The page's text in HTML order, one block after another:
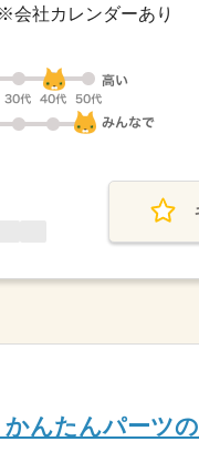
会社カレンダーあり
かんたんパーツ